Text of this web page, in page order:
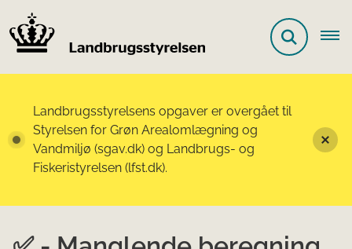
Landbrugsstyrelsens opgaver er overgået til
Styrelsen for Grøn Arealomlægning og
Vandmiljø (sgav.dk) og Landbrugs- og
Fiskeristyrelsen (lfst.dk).